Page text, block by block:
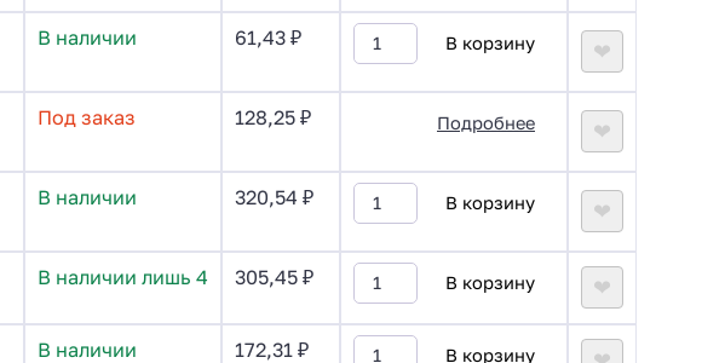
В наличии 61,43 ₽ В корзину ❤
Под заказ 128,25 ₽ Подробнее ❤
В наличии 320,54 ₽ В корзину ❤
В наличии лишь 4 305,45 ₽ В корзину ❤
В наличии 172,31 ₽ В корзину